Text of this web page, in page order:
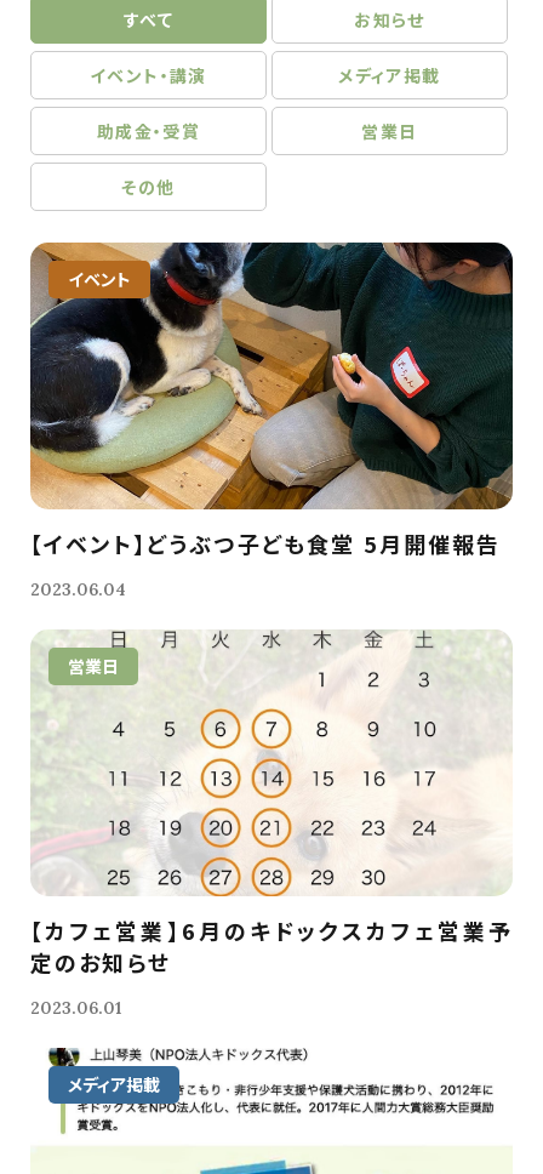
すべて お知らせ
イベント・講演 メディア掲載
助成金・受賞 営業日
その他
イベント
【イベント】どうぶつ子ども食堂 5月開催報告
2023.06.04
営業日
【カフェ営業】6月のキドックスカフェ営業予
定のお知らせ
2023.06.01
メディア掲載